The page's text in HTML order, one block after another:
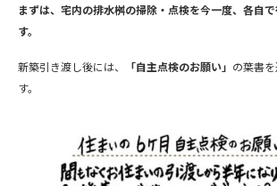
まずは、宅内の排水桝の掃除・点検を今一度、各自
す。
新築引き渡し後には、 「自主点検のお願い」 の葉書
す。